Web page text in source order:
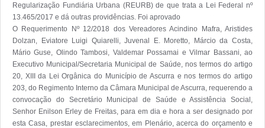
Regularização Fundiária Urbana (REURB) de que trata a Lei Federal nº
13.465/2017 e dá outras providências. Foi aprovado
O Requerimento Nº 12/2018 dos Vereadores Acindino Mafra, Aristides
Dolzan, Eviatore Luigi Quiarelli, Juvenal E. Moretto, Márcio da Costa,
Mário Guse, Olindo Tambosi, Valdemar Possamai e Vilmar Bassani, ao
Executivo Municipal/Secretaria Municipal de Saúde, nos termos do artigo
20, XIII da Lei Orgânica do Município de Ascurra e nos termos do artigo
203, do Regimento Interno da Câmara Municipal de Ascurra, requerendo a
convocação do Secretário Municipal de Saúde e Assistência Social,
Senhor Enilson Erley de Freitas, para em dia e hora a ser designado por
esta Casa, prestar esclarecimentos, em Plenário, acerca do orçamento e